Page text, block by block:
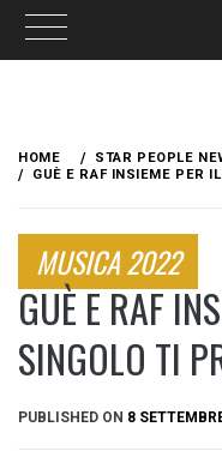
content
HOME
STAR PEOPLE
GUÈ E RAF INSIEME PER
MUSICA 2022
GUÈ E RAF
SINGOLO TI
PUBLISHED ON 8